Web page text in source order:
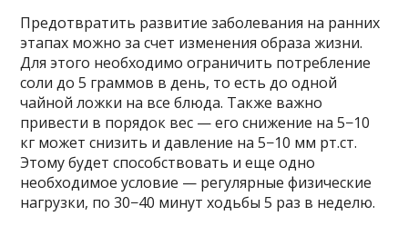
Предотвратить развитие заболевания на ранних
этапах можно за счет изменения образа жизни.
Для этого необходимо ограничить потребление
соли до 5 граммов в день, то есть до одной
чайной ложки на все блюда. Также важно
привести в порядок вес — его снижение на 5−10
кг может снизить и давление на 5−10 мм рт.ст.
Этому будет способствовать и еще одно
необходимое условие — регулярные физические
нагрузки, по 30−40 минут ходьбы 5 раз в неделю.